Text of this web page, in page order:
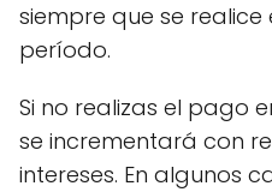
siempre que se
período.
Si no realizas el pago
se incrementará con
intereses. En algunos